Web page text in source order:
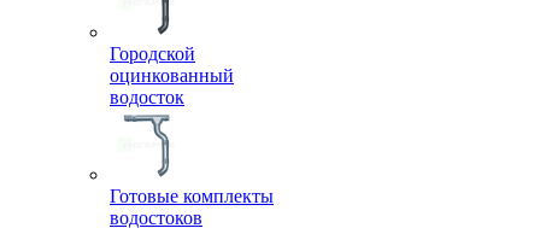
Городской
оцинкованный
водосток
Готовые комплекты
водостоков